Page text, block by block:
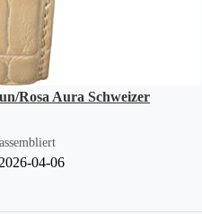
Rosa Aura Schweizer
04-06